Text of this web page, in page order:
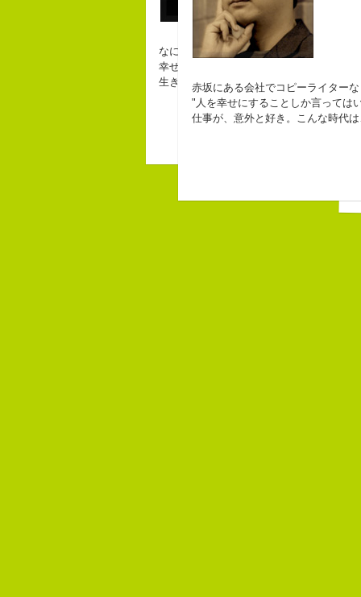
なにがしか書いていられるしごとはとって
幸せでとっても怖いですが、きょうもなん
生きられてる私は幸せなのかもしれません
赤坂にある会社でコピーライター
"人を幸せにすることしか言っては
仕事が、意外と好き。こんな時代